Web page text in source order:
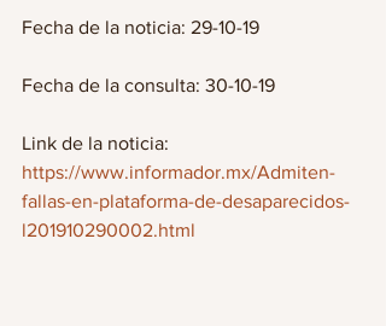
Fecha de la noticia: 29-10-19
Fecha de la consulta: 30-10-19
Link de la noticia:
https://www.informador.mx/Admiten-
fallas-en-plataforma-de-desaparecidos-
l201910290002.html